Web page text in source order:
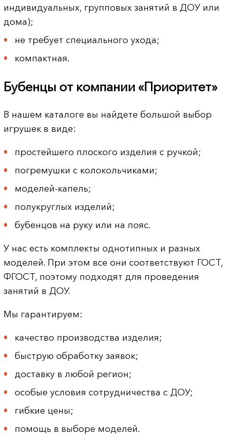
индивидуальных, групповых занятий в ДОУ или
дома);
не требует специального ухода;
компактная.
Бубенцы от компании «Приоритет»
В нашем каталоге вы найдете большой выбор
игрушек в виде:
простейшего плоского изделия с ручкой;
погремушки с колокольчиками;
моделей-капель;
полукруглых изделий;
бубенцов на руку или на пояс.
У нас есть комплекты однотипных и разных
моделей. При этом все они соответствуют ГОСТ,
ФГОСТ, поэтому подходят для проведения
занятий в ДОУ.
Мы гарантируем:
качество производства изделия;
быструю обработку заявок;
доставку в любой регион;
особые условия сотрудничества с ДОУ;
гибкие цены;
помощь в выборе моделей.